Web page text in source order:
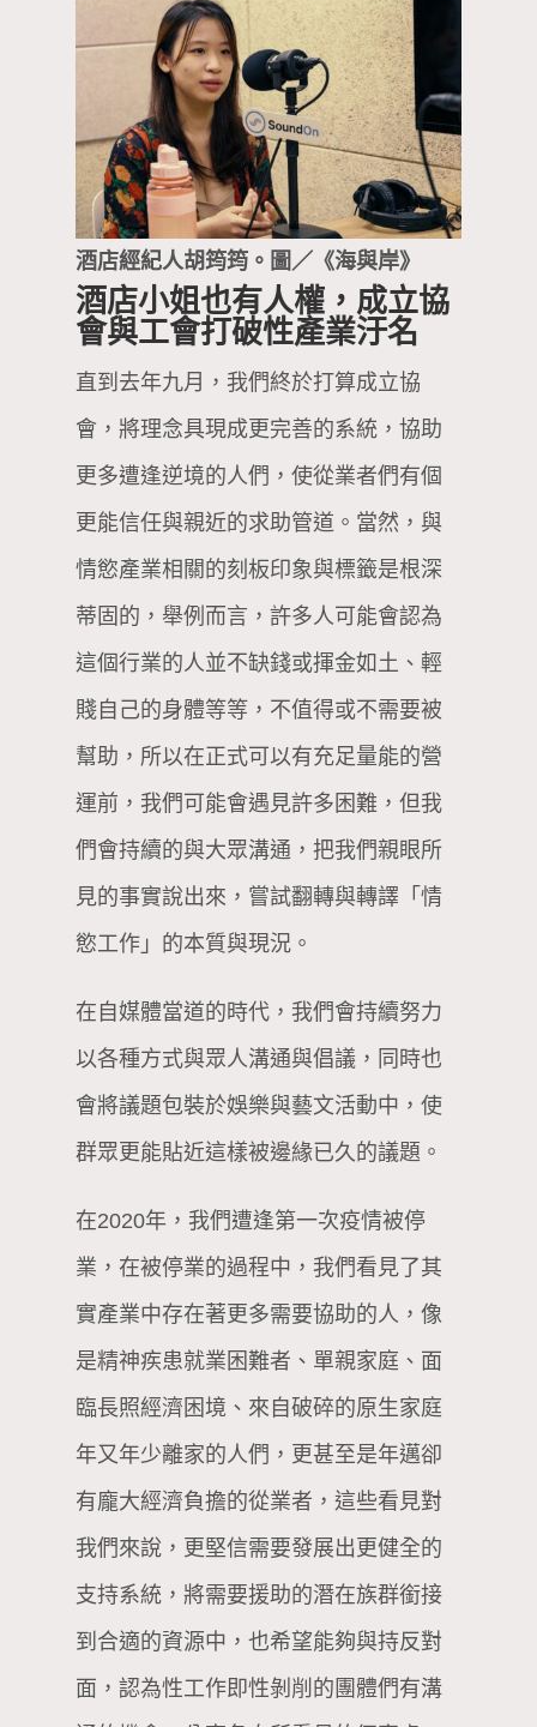
酒店經紀人胡筠筠。圖／《海與岸》
酒店小姐也有人權，成立協
會與工會打破性產業汙名
直到去年九月，我們終於打算成立協
會，將理念具現成更完善的系統，協助
更多遭逢逆境的人們，使從業者們有個
更能信任與親近的求助管道。當然，與
情慾產業相關的刻板印象與標籤是根深
蒂固的，舉例而言，許多人可能會認為
這個行業的人並不缺錢或揮金如土、輕
賤自己的身體等等，不值得或不需要被
幫助，所以在正式可以有充足量能的營
運前，我們可能會遇見許多困難，但我
們會持續的與大眾溝通，把我們親眼所
見的事實說出來，嘗試翻轉與轉譯「情
慾工作」的本質與現況。
在自媒體當道的時代，我們會持續努力
以各種方式與眾人溝通與倡議，同時也
會將議題包裝於娛樂與藝文活動中，使
群眾更能貼近這樣被邊緣已久的議題。
在2020年，我們遭逢第一次疫情被停
業，在被停業的過程中，我們看見了其
實產業中存在著更多需要協助的人，像
是精神疾患就業困難者、單親家庭、面
臨長照經濟困境、來自破碎的原生家庭
年又年少離家的人們，更甚至是年邁卻
有龐大經濟負擔的從業者，這些看見對
我們來說，更堅信需要發展出更健全的
支持系統，將需要援助的潛在族群銜接
到合適的資源中，也希望能夠與持反對
面，認為性工作即性剝削的團體們有溝